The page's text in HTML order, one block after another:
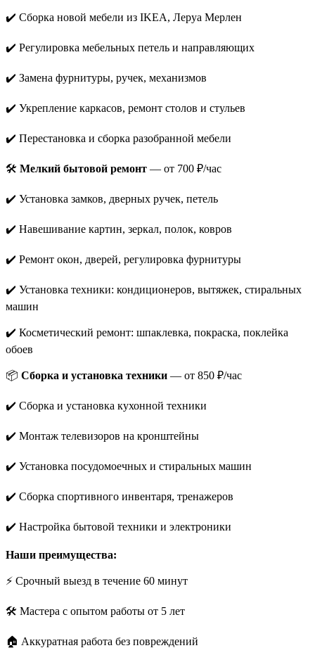
✔️ Сборка новой мебели из IKEA, Леруа Мерлен
✔️ Регулировка мебельных петель и направляющих
✔️ Замена фурнитуры, ручек, механизмов
✔️ Укрепление каркасов, ремонт столов и стульев
✔️ Перестановка и сборка разобранной мебели
🛠️ Мелкий бытовой ремонт — от 700 ₽/час
✔️ Установка замков, дверных ручек, петель
✔️ Навешивание картин, зеркал, полок, ковров
✔️ Ремонт окон, дверей, регулировка фурнитуры
✔️ Установка техники: кондиционеров, вытяжек, стиральных
машин
✔️ Косметический ремонт: шпаклевка, покраска, поклейка
обоев
📦 Сборка и установка техники — от 850 ₽/час
✔️ Сборка и установка кухонной техники
✔️ Монтаж телевизоров на кронштейны
✔️ Установка посудомоечных и стиральных машин
✔️ Сборка спортивного инвентаря, тренажеров
✔️ Настройка бытовой техники и электроники
Наши преимущества:
⚡ Срочный выезд в течение 60 минут
🛠️ Мастера с опытом работы от 5 лет
🏠 Аккуратная работа без повреждений